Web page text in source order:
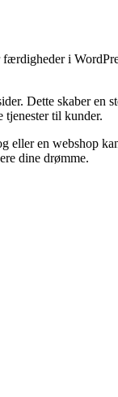
i
Dette skaber en
tjenester til kunder.
en webshop
dine drømme.